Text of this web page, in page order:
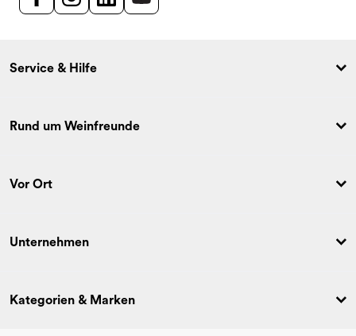
Service & Hilfe
Rund um Weinfreunde
Vor Ort
Unternehmen
Kategorien & Marken